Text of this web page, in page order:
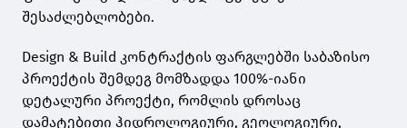
შესაძლებლობები.
Design & Build კონტრაქტის ფარგლებში საბაზისო
პროექტის შემდეგ მომზადდა 100%-იანი
დეტალური პროექტი, რომლის დროსაც
დამატებითი ჰიდროლოგიური, გეოლოგიური,